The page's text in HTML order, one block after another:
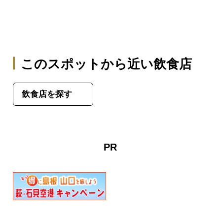
このスポットから近い飲食店
飲食店を探す
PR